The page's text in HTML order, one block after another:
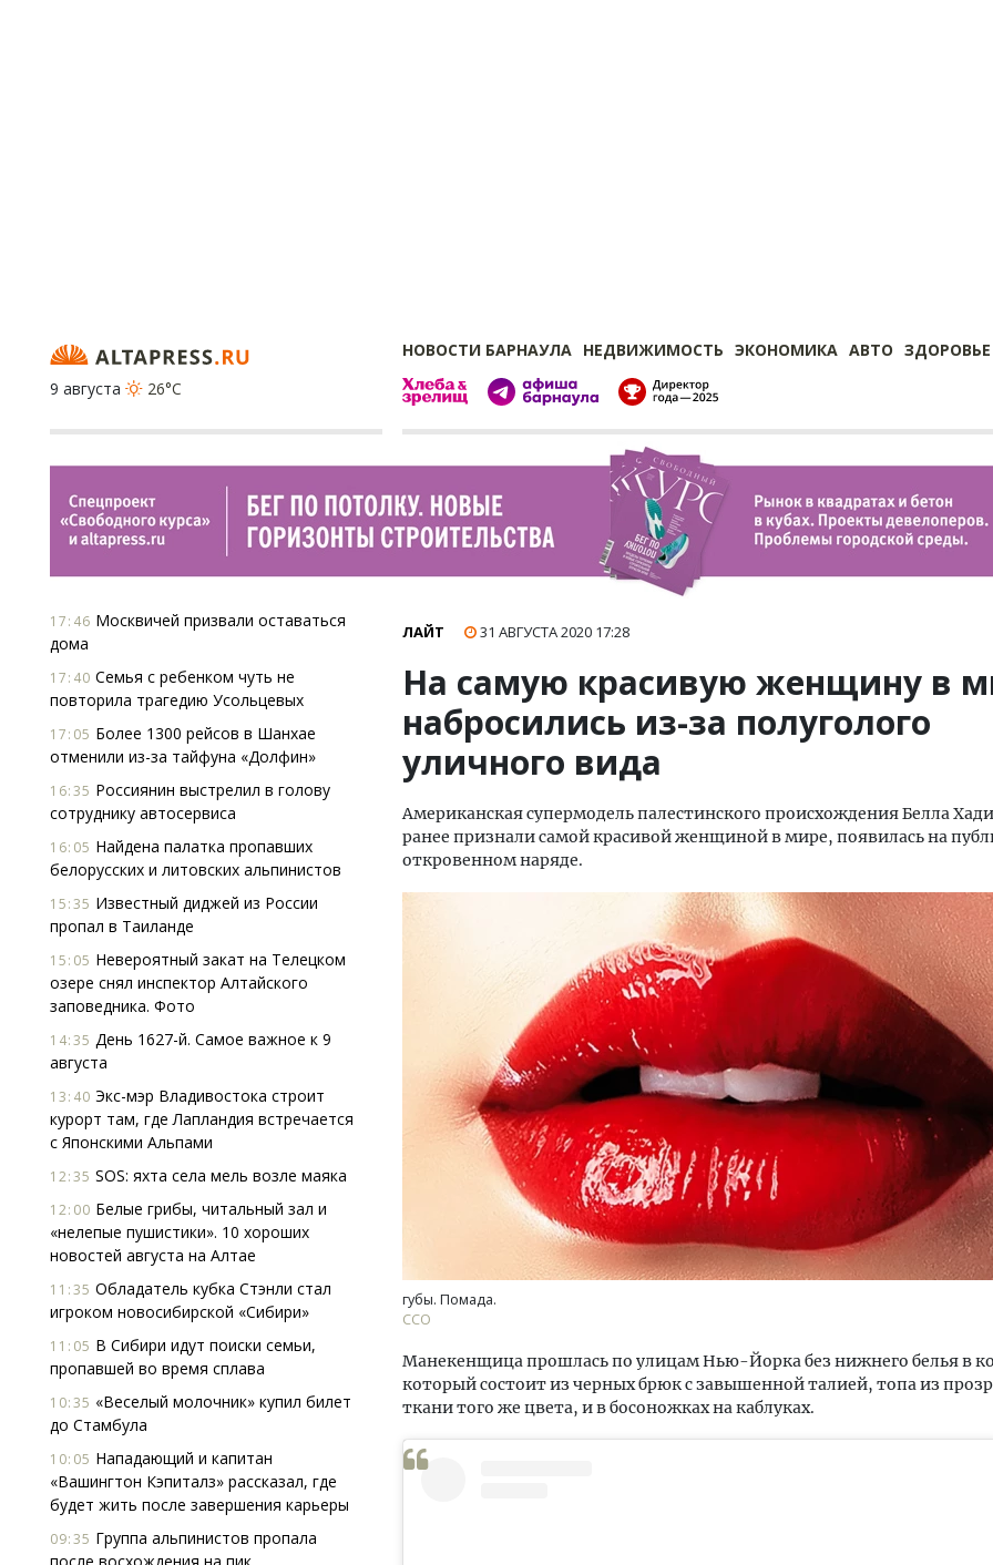
НОВОСТИ БАРНАУЛА НЕДВИЖИМОСТЬ ЭКОНОМИКА АВТО ЗДОРОВЬЕ
9 августа
26°C
17:46 Москвичей призвали оставаться
дома
17:40 Семья с ребенком чуть не
повторила трагедию Усольцевых
17:05 Более 1300 рейсов в Шанхае
отменили из-за тайфуна «Долфин»
16:35 Россиянин выстрелил в голову
сотруднику автосервиса
16:05 Найдена палатка пропавших
белорусских и литовских альпинистов
15:35 Известный диджей из России
пропал в Таиланде
15:05 Невероятный закат на Телецком
озере снял инспектор Алтайского
заповедника. Фото
14:35 День 1627-й. Самое важное к 9
августа
13:40 Экс-мэр Владивостока строит
курорт там, где Лапландия встречается
с Японскими Альпами
12:35 SOS: яхта села мель возле маяка
12:00 Белые грибы, читальный зал и
«нелепые пушистики». 10 хороших
новостей августа на Алтае
11:35 Обладатель кубка Стэнли стал
игроком новосибирской «Сибири»
11:05 В Сибири идут поиски семьи,
пропавшей во время сплава
10:35 «Веселый молочник» купил билет
до Стамбула
10:05 Нападающий и капитан
«Вашингтон Кэпиталз» рассказал, где
будет жить после завершения карьеры
09:35 Группа альпинистов пропала
ЛАЙТ 31 АВГУСТА 2020 17:28
На самую красивую женщину в
набросились из-за полуголого
уличного вида
Американская супермодель палестинского происхождения Белла
ранее признали самой красивой женщиной в мире, появилась на
откровенном наряде.
губы. Помада.
ССО
Манекенщица прошлась по улицам Нью-Йорка без нижнего белья в
который состоит из черных брюк с завышенной талией, топа из
ткани того же цвета, и в босоножках на каблуках.
Ищем новые берега. Гендиректор
«Жилищной инициативы» Юрий
Гатилов — о том, как девелоперу
оставаться на плаву, когда рынок
СТРОИТЕЛЬСТВО
Двухуровневые номера и
Каким будет новый
«Белкур» в Белокурихе
ДОМА И КВАРТИРЫ